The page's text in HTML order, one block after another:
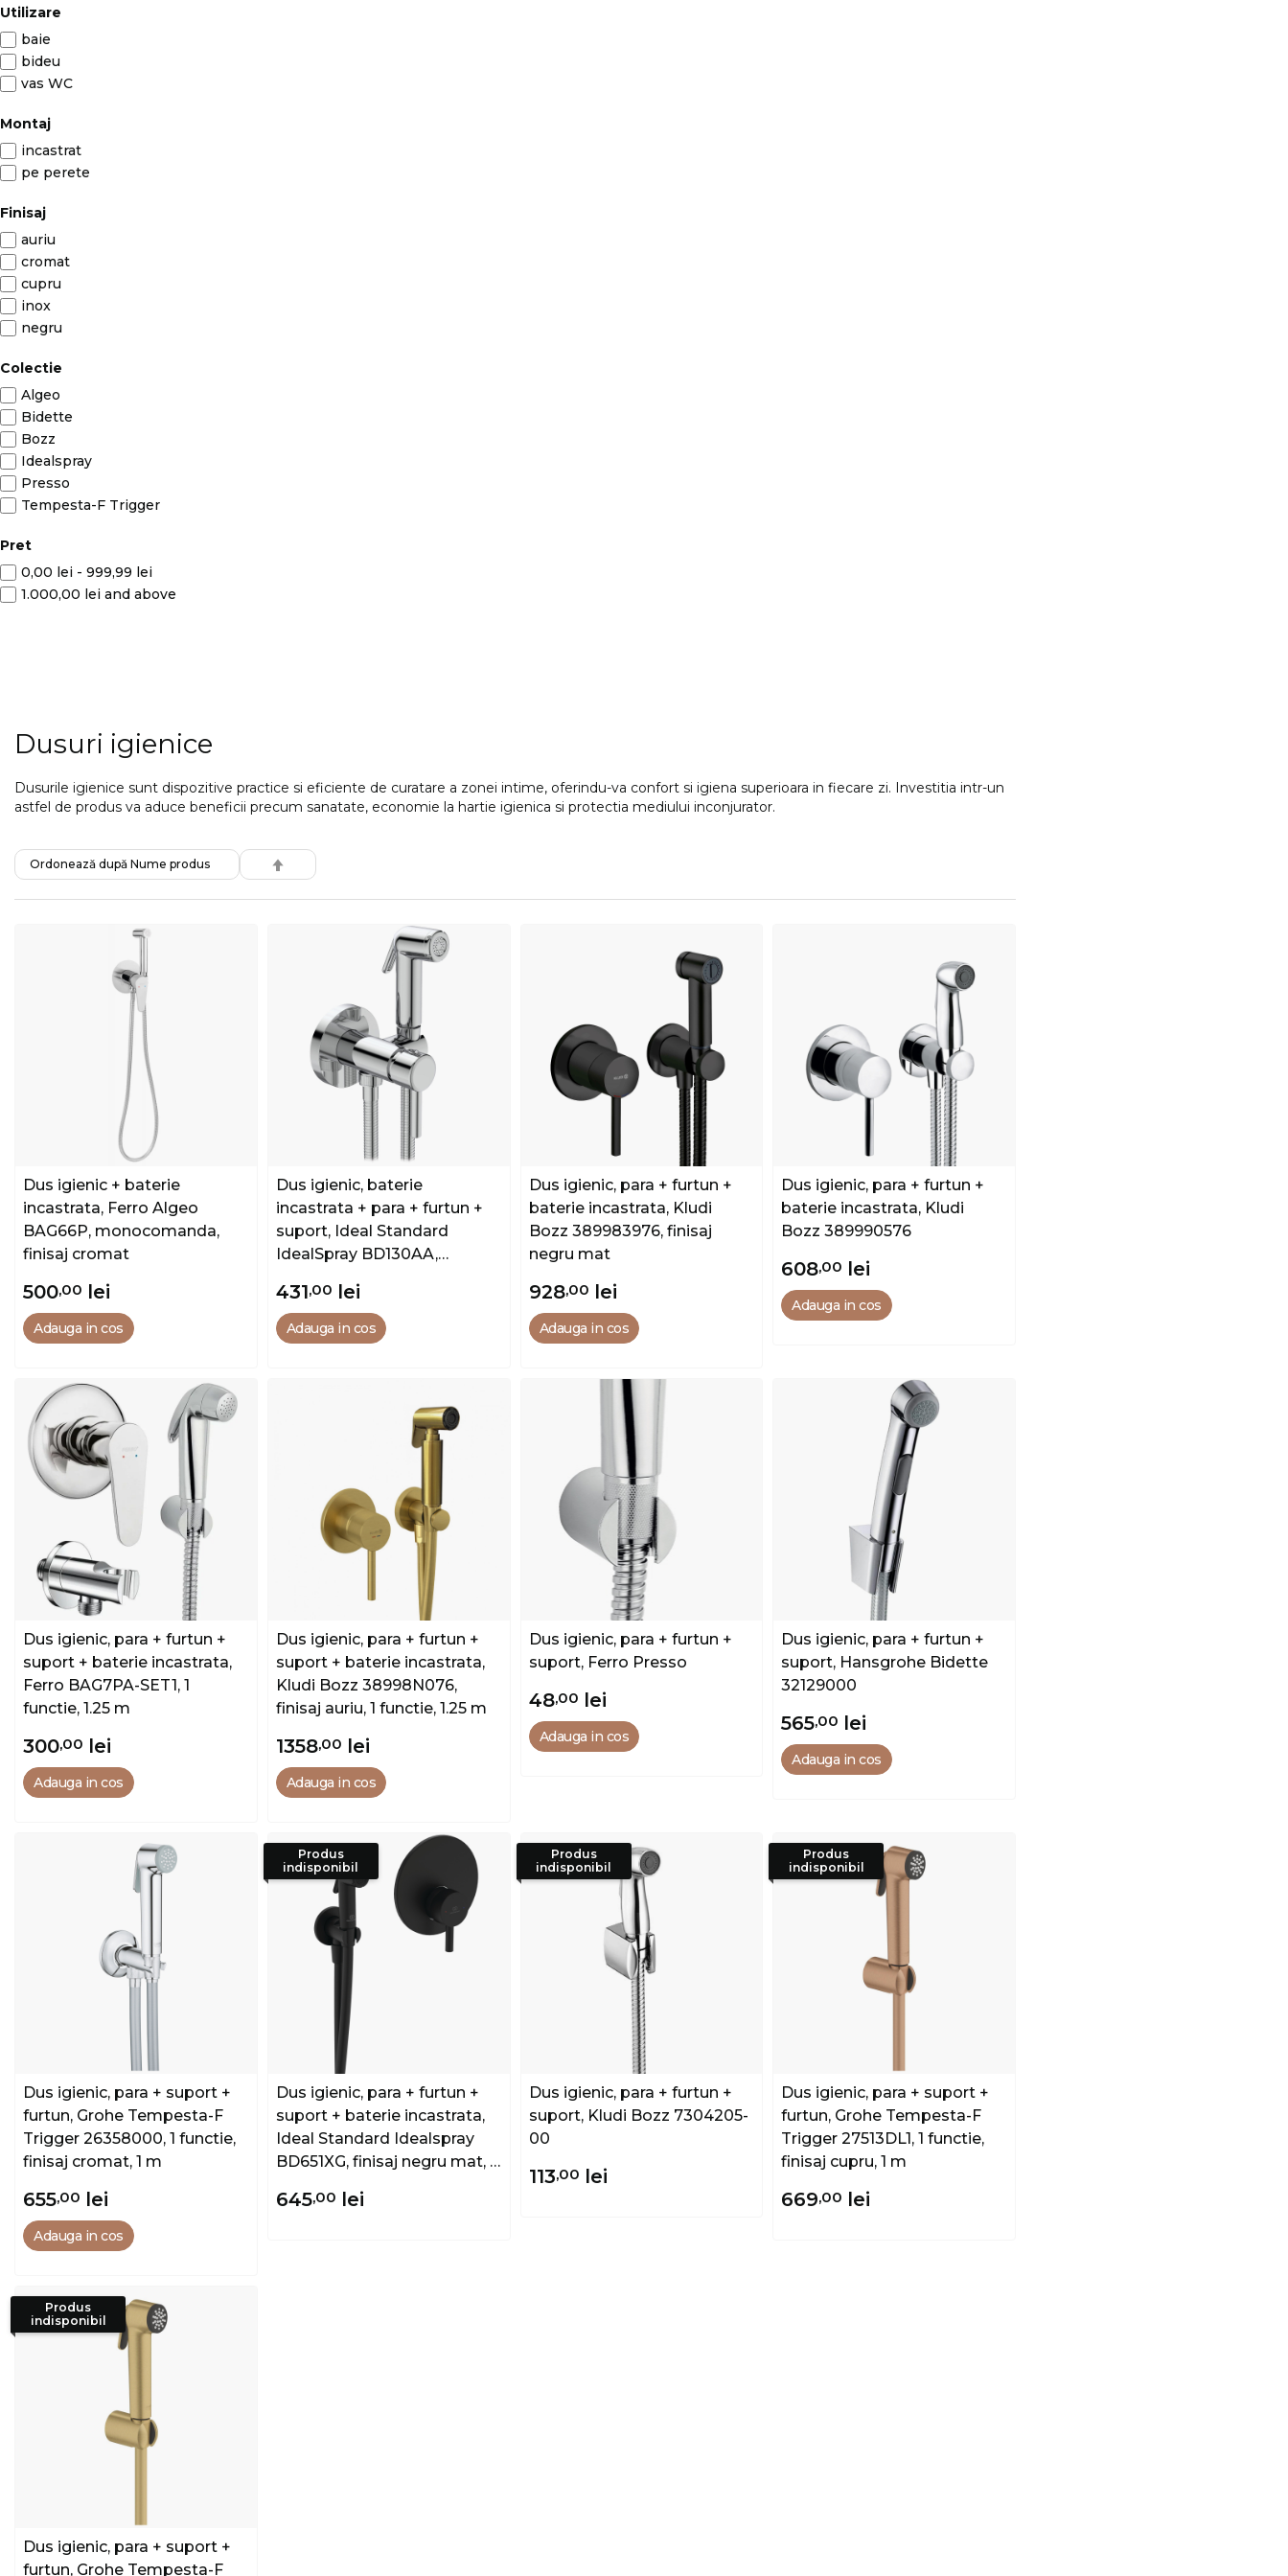
Dusuri igienice
Dusurile igienice sunt dispozitive practice si eficiente de curatare a zonei intime, oferindu-va confort si igiena superioara in fiecare zi. Investitia intr-un
astfel de produs va aduce beneficii precum sanatate, economie la hartie igienica si protectia mediului inconjurator.
Dus igienic + baterie
incastrata, Ferro Algeo
BAG66P, monocomanda,
finisaj cromat
500,00 lei
Adauga in cos
Dus igienic, baterie
incastrata + para + furtun +
suport, Ideal Standard
IdealSpray BD130AA,
cromat
431,00 lei
Adauga in cos
Dus igienic, para + furtun +
baterie incastrata, Kludi
Bozz 389983976, finisaj
negru mat
928,00 lei
Adauga in cos
Dus igienic, para + furtun +
baterie incastrata, Kludi
Bozz 389990576
608,00 lei
Adauga in cos
Dus igienic, para + furtun +
suport + baterie incastrata,
Ferro BAG7PA-SET1, 1
functie, 1.25 m
300,00 lei
Adauga in cos
Dus igienic, para + furtun +
suport + baterie incastrata,
Kludi Bozz 38998N076,
finisaj auriu, 1 functie, 1.25 m
1358,00 lei
Adauga in cos
Dus igienic, para + furtun +
suport, Ferro Presso
48,00 lei
Adauga in cos
Dus igienic, para + furtun +
suport, Hansgrohe Bidette
32129000
565,00 lei
Adauga in cos
Dus igienic, para + suport +
furtun, Grohe Tempesta-F
Trigger 26358000, 1 functie,
finisaj cromat, 1 m
655,00 lei
Adauga in cos
Produs
indisponibil
Dus igienic, para + furtun +
suport + baterie incastrata,
Ideal Standard Idealspray
BD651XG, finisaj negru mat, 1
645,00 lei
Produs
indisponibil
Dus igienic, para + furtun +
suport, Kludi Bozz 7304205-
00
113,00 lei
Produs
indisponibil
Dus igienic, para + suport +
furtun, Grohe Tempesta-F
Trigger 27513DL1, 1 functie,
finisaj cupru, 1 m
669,00 lei
Produs
indisponibil
Dus igienic, para + suport +
furtun, Grohe Tempesta-F
Utilizare
baie
bideu
vas WC
Montaj
incastrat
pe perete
Finisaj
auriu
cromat
cupru
inox
negru
Colectie
Algeo
Bidette
Bozz
Idealspray
Presso
Tempesta-F Trigger
Pret
0,00 lei - 999,99 lei
1.000,00 lei and above